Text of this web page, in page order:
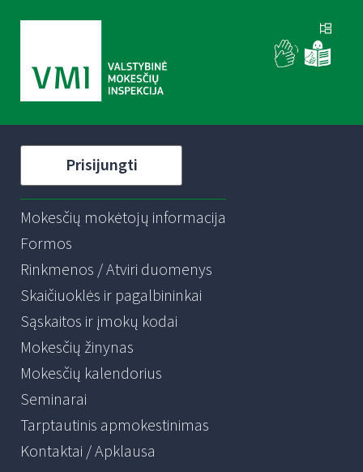
Prisijungti
Mokesčių mokėtojų informacija
Formos
Rinkmenos / Atviri duomenys
Skaičiuoklės ir pagalbininkai
Sąskaitos ir įmokų kodai
Mokesčių žinynas
Mokesčių kalendorius
Seminarai
Tarptautinis apmokestinimas
Kontaktai / Apklausa